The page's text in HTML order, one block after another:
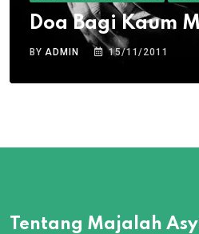
Doa Bagi Kaum
BY ADMIN 15/11/2011
Tentang Majalah